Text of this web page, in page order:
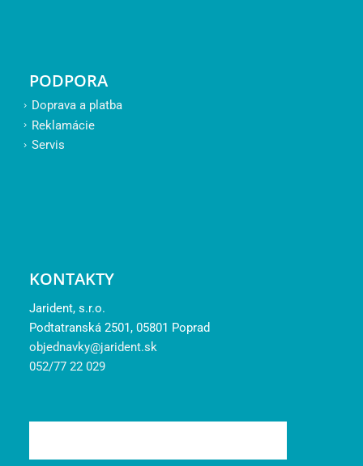
PODPORA
Doprava a platba
Reklamácie
Servis
KONTAKTY
Jarident, s.r.o.
Podtatranská 2501, 05801 Poprad
objednavky@jarident.sk
052/77 22 029